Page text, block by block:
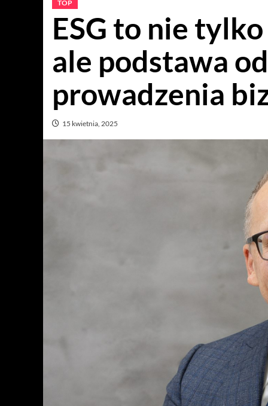
TOP
ESG to nie
ale podstawa
prowadzenia
15 kwietnia, 2025